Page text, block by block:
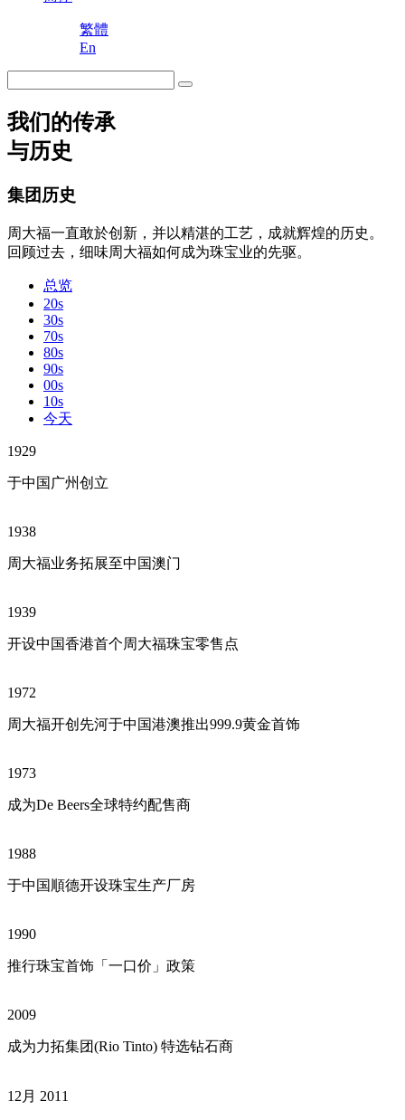
繁體
En
我们的传承
与历史
集团历史
周大福一直敢於创新，并以精湛的工艺，成就辉煌的历史。
回顾过去，细味周大福如何成为珠宝业的先驱。
总览
20s
30s
70s
80s
90s
00s
10s
今天
1929
于中国广州创立
1938
周大福业务拓展至中国澳门
1939
开设中国香港首个周大福珠宝零售点
1972
周大福开创先河于中国港澳推出999.9黄金首饰
1973
成为De Beers全球特约配售商
1988
于中国順德开设珠宝生产厂房
1990
推行珠宝首饰「一口价」政策
2009
成为力拓集团(Rio Tinto) 特选钻石商
12月 2011